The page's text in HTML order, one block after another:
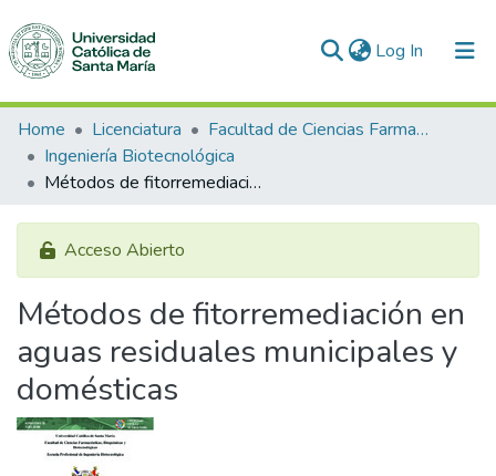
Log In (current)
Communities & Collections
All of DSpace
Home Licenciatura
Facultad de Ciencias Farmacéuticas, Bioquímicas y Biotecnológicas
Ingeniería Biotecnológica
Métodos de fitorremediación en aguas residuales municipales y domésticas
Acceso Abierto
Métodos de fitorremediación en
aguas residuales municipales y
domésticas